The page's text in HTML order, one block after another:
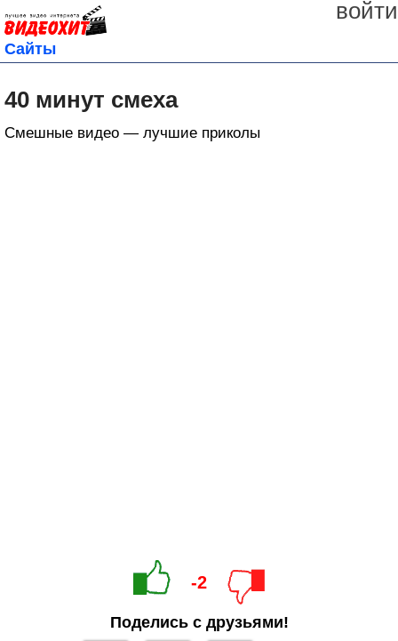
войти
Сайты
40 минут смеха
Смешные видео — лучшие приколы
-2
Поделись с друзьями!